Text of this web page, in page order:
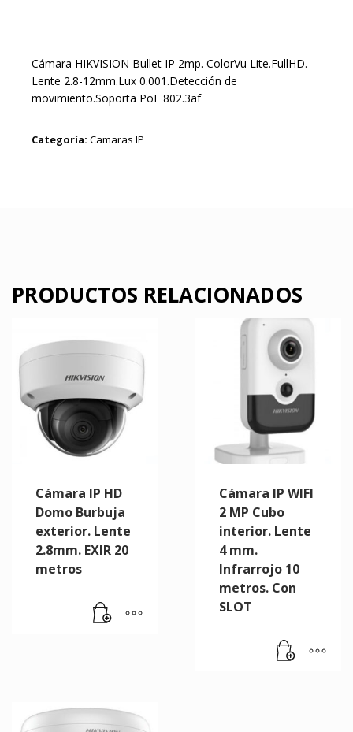
Cámara HIKVISION Bullet IP 2mp. ColorVu Lite.FullHD.
Lente 2.8-12mm.Lux 0.001.Detección de
movimiento.Soporta PoE 802.3af
Categoría: Camaras IP
PRODUCTOS RELACIONADOS
Cámara IP HD
Domo Burbuja
exterior. Lente
2.8mm. EXIR 20
metros
Cámara IP WIFI
2 MP Cubo
interior. Lente
4 mm.
Infrarrojo 10
metros. Con
SLOT